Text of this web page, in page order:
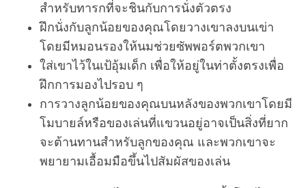
สำหรับทารกที่จะชินกับการนั่งตัวตรง
ฝึกนั่งกับลูกน้อยของคุณโดยวางเขาลงบนเข่า
โดยมีหมอนรองให้นมช่วยซัพพอร์ตพวกเขา
ใส่เขาไว้ในเป้อุ้มเด็ก เพื่อให้อยู่ในท่าตั้งตรงเพื่อ
ฝึกการมองไปรอบ ๆ
การวางลูกน้อยของคุณบนหลังของพวกเขาโดยมี
โมบายล์หรือของเล่นที่แขวนอยู่อาจเป็นสิ่งที่ยาก
จะต้านทานสำหรับลูกของคุณ และพวกเขาจะ
พยายามเอื้อมมือขึ้นไปสัมผัสของเล่น